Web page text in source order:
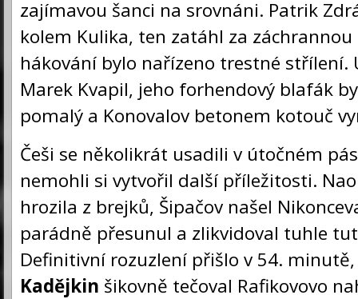
zajímavou šanci na srovnáni. Patrik
kolem Kulika, ten zatáhl za
hákování bylo nařízeno trestné střílení.
Marek Kvapil, jeho forhendový blafák
pomalý a Konovalov betonem kotouč
Češi se několikrát usadili v útočném
nemohli si vytvořil další příležitosti.
hrozila z brejků, Šipačov našel
parádně přesunul a zlikvidoval tuhle
Definitivní rozuzlení přišlo v 54.
Kadějkin šikovně tečoval Rafikovovo